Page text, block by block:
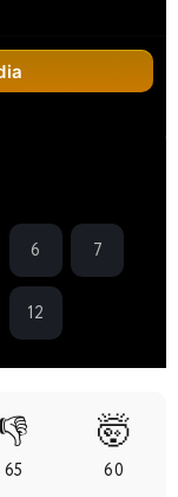
6 7
12
👎
65
🤯
60